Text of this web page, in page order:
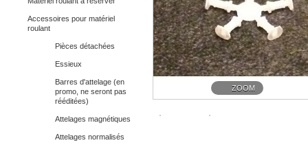
Accessoires pour matériel
roulant
Pièces détachées
Essieux
Barres d'attelage (en
promo, ne seront pas
rééditées)
Attelages magnétiques
Attelages normalisés
ZOOM